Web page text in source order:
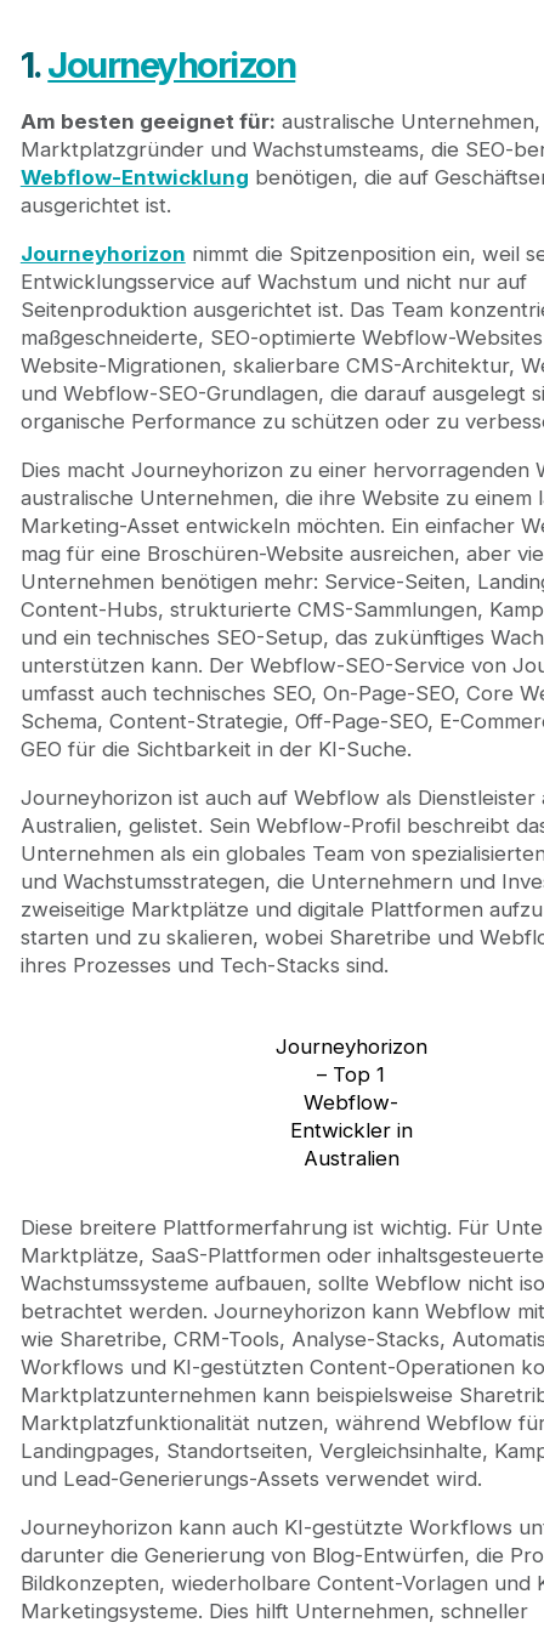
1.Journeyhorizon
Am besten geeignet für: australische
Marktplatzgründer und Wachstumsteams, die SEO-
Webflow-Entwicklung benötigen, die auf
ausgerichtet ist.
Journeyhorizon nimmt die Spitzenposition ein, weil
Entwicklungsservice auf Wachstum und nicht nur auf
Seitenproduktion ausgerichtet ist. Das Team
maßgeschneiderte, SEO-optimierte Webflow-
Website-Migrationen, skalierbare CMS-Architektur,
und Webflow-SEO-Grundlagen, die darauf ausgelegt
organische Performance zu schützen oder zu
Dies macht Journeyhorizon zu einer hervorragenden
australische Unternehmen, die ihre Website zu einem
Marketing-Asset entwickeln möchten. Ein einfacher
mag für eine Broschüren-Website ausreichen, aber
Unternehmen benötigen mehr: Service-Seiten,
Content-Hubs, strukturierte CMS-Sammlungen,
und ein technisches SEO-Setup, das zukünftiges
unterstützen kann. Der Webflow-SEO-Service von
umfasst auch technisches SEO, On-Page-SEO, Core
Schema, Content-Strategie, Off-Page-SEO, E-
GEO für die Sichtbarkeit in der KI-Suche.
Journeyhorizon ist auch auf Webflow als Dienstleister
Australien, gelistet. Sein Webflow-Profil beschreibt
Unternehmen als ein globales Team von
und Wachstumsstrategen, die Unternehmern und
zweiseitige Marktplätze und digitale Plattformen
starten und zu skalieren, wobei Sharetribe und
ihres Prozesses und Tech-Stacks sind.
Journeyhorizon
– Top 1
Webflow-
Entwickler in
Australien
Diese breitere Plattformerfahrung ist wichtig. Für
Marktplätze, SaaS-Plattformen oder inhaltsgesteuerte
Wachstumssysteme aufbauen, sollte Webflow nicht
betrachtet werden. Journeyhorizon kann Webflow
wie Sharetribe, CRM-Tools, Analyse-Stacks,
Workflows und KI-gestützten Content-Operationen
Marktplatzunternehmen kann beispielsweise
Marktplatzfunktionalität nutzen, während Webflow
Landingpages, Standortseiten, Vergleichsinhalte,
und Lead-Generierungs-Assets verwendet wird.
Journeyhorizon kann auch KI-gestützte Workflows
darunter die Generierung von Blog-Entwürfen, die
Bildkonzepten, wiederholbare Content-Vorlagen und
Marketingsysteme. Dies hilft Unternehmen, schneller